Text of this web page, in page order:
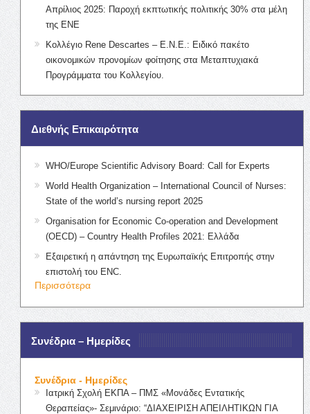
Απρίλιος 2025: Παροχή εκπτωτικής πολιτικής 30% στα μέλη
της ΕΝΕ
Κολλέγιο Rene Descartes – Ε.Ν.Ε.: Ειδικό πακέτο
οικονομικών προνομίων φοίτησης στα Μεταπτυχιακά
Προγράμματα του Κολλεγίου.
Διεθνής Επικαιρότητα
WHO/Europe Scientific Advisory Board: Call for Experts
World Health Organization – International Council of Nurses:
State of the world’s nursing report 2025
Organisation for Economic Co-operation and Development
(OECD) – Country Health Profiles 2021: Ελλάδα
Εξαιρετική η απάντηση της Ευρωπαϊκής Επιτροπής στην
επιστολή του ENC.
Περισσότερα
Συνέδρια – Ημερίδες
Συνέδρια - Ημερίδες
Ιατρική Σχολή ΕΚΠΑ – ΠΜΣ «Μονάδες Εντατικής
Θεραπείας»- Σεμινάριο: “ΔΙΑΧΕΙΡΙΣΗ ΑΠΕΙΛΗΤΙΚΩΝ ΓΙΑ